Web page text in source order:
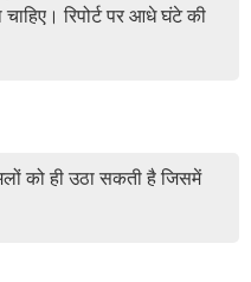
चाहिए। रिपोर्ट पर आधे घंटे की
को ही उठा सकती है जिसमें